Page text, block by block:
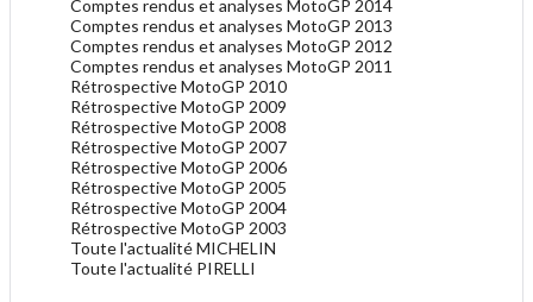
Comptes rendus et analyses MotoGP 2014
Comptes rendus et analyses MotoGP 2013
Comptes rendus et analyses MotoGP 2012
Comptes rendus et analyses MotoGP 2011
Rétrospective MotoGP 2010
Rétrospective MotoGP 2009
Rétrospective MotoGP 2008
Rétrospective MotoGP 2007
Rétrospective MotoGP 2006
Rétrospective MotoGP 2005
Rétrospective MotoGP 2004
Rétrospective MotoGP 2003
Toute l'actualité MICHELIN
Toute l'actualité PIRELLI